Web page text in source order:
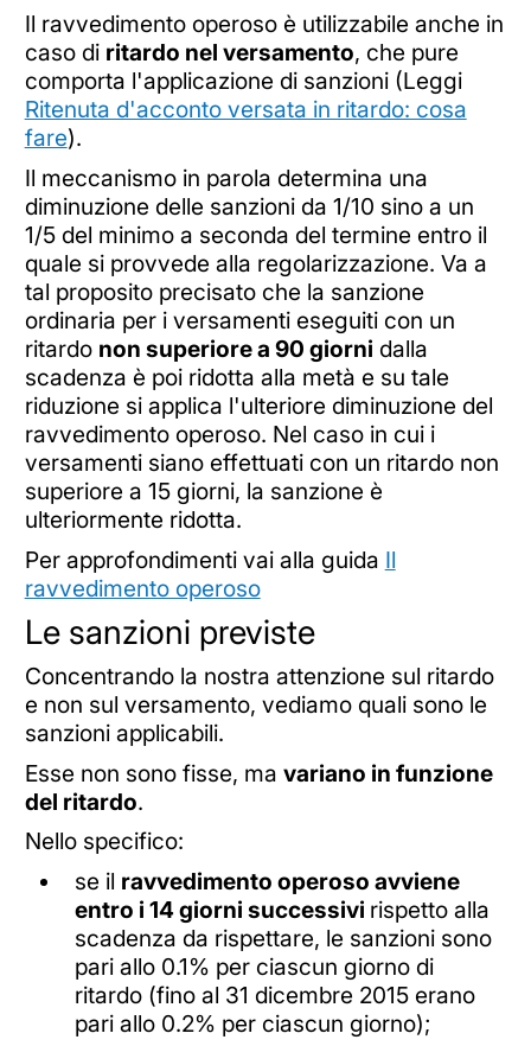
Il ravvedimento operoso è utilizzabile anche in
caso di ritardo nel versamento, che pure
comporta l'applicazione di sanzioni (Leggi
Ritenuta d'acconto versata in ritardo: cosa
fare).
Il meccanismo in parola determina una
diminuzione delle sanzioni da 1/10 sino a un
1/5 del minimo a seconda del termine entro il
quale si provvede alla regolarizzazione. Va a
tal proposito precisato che la sanzione
ordinaria per i versamenti eseguiti con un
ritardo non superiore a 90 giorni dalla
scadenza è poi ridotta alla metà e su tale
riduzione si applica l'ulteriore diminuzione del
ravvedimento operoso. Nel caso in cui i
versamenti siano effettuati con un ritardo non
superiore a 15 giorni, la sanzione è
ulteriormente ridotta.
Per approfondimenti vai alla guida Il
ravvedimento operoso
Le sanzioni previste
Concentrando la nostra attenzione sul ritardo
e non sul versamento, vediamo quali sono le
sanzioni applicabili.
Esse non sono fisse, ma variano in funzione
del ritardo.
Nello specifico:
se il ravvedimento operoso avviene
entro i 14 giorni successivi rispetto alla
scadenza da rispettare, le sanzioni sono
pari allo 0.1% per ciascun giorno di
ritardo (fino al 31 dicembre 2015 erano
pari allo 0.2% per ciascun giorno);